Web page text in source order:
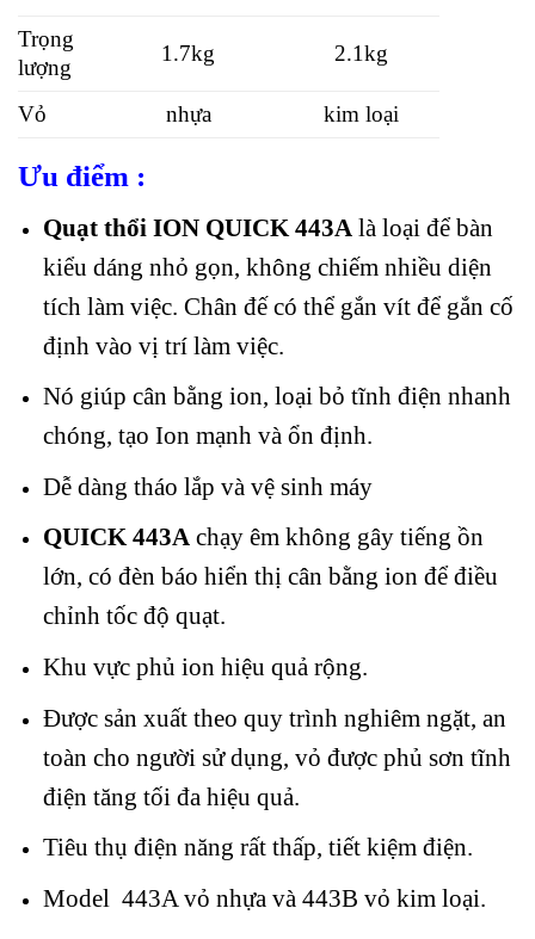
Trọng
lượng
1.7kg 2.1kg
Vỏ nhựa kim loại
Ưu điểm :
Quạt thổi ION QUICK 443A là loại để bàn
kiểu dáng nhỏ gọn, không chiếm nhiều diện
tích làm việc. Chân đế có thể gắn vít để gắn cố
định vào vị trí làm việc.
Nó giúp cân bằng ion, loại bỏ tĩnh điện nhanh
chóng, tạo Ion mạnh và ổn định.
Dễ dàng tháo lắp và vệ sinh máy
QUICK 443A chạy êm không gây tiếng ồn
lớn, có đèn báo hiển thị cân bằng ion để điều
chỉnh tốc độ quạt.
Khu vực phủ ion hiệu quả rộng.
Được sản xuất theo quy trình nghiêm ngặt, an
toàn cho người sử dụng, vỏ được phủ sơn tĩnh
điện tăng tối đa hiệu quả.
Tiêu thụ điện năng rất thấp, tiết kiệm điện.
Model 443A vỏ nhựa và 443B vỏ kim loại.